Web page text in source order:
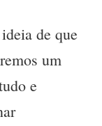
de que
um
e